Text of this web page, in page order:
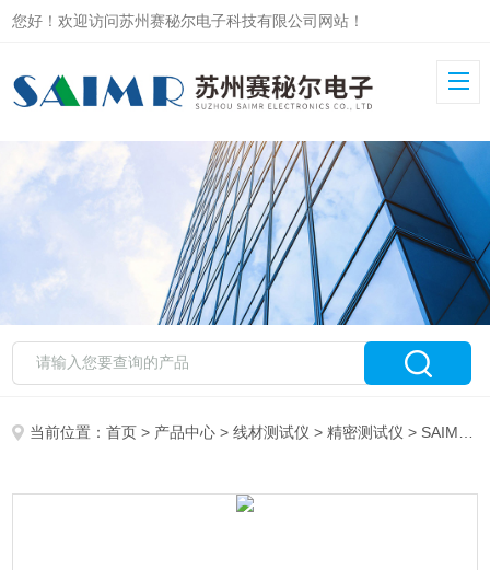
您好！欢迎访问苏州赛秘尔电子科技有限公司网站！
当前位置：首页 > 产品中心 >线材测试仪 >精密测试仪 > SAIMR4000精密测试系统支持扫码打印